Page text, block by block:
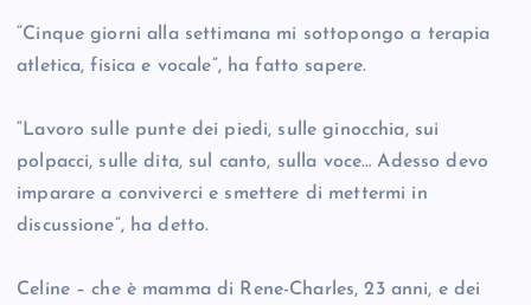
“Cinque giorni alla settimana mi sottopongo a terapia
atletica, fisica e vocale”, ha fatto sapere.
“Lavoro sulle punte dei piedi, sulle ginocchia, sui
polpacci, sulle dita, sul canto, sulla voce… Adesso devo
imparare a conviverci e smettere di mettermi in
discussione”, ha detto.
Celine – che è mamma di Rene-Charles, 23 anni, e dei